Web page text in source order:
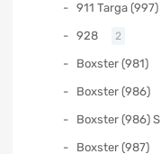
911 Targa (997)
928 2
Boxster (981)
Boxster (986)
Boxster (986) S
Boxster (987)